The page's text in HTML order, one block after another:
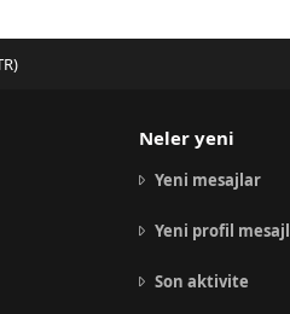
Neler yeni
Yeni mesajlar
Yeni profil
Son aktivite